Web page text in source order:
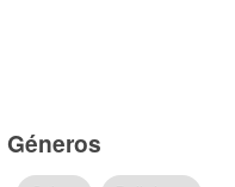
Géneros